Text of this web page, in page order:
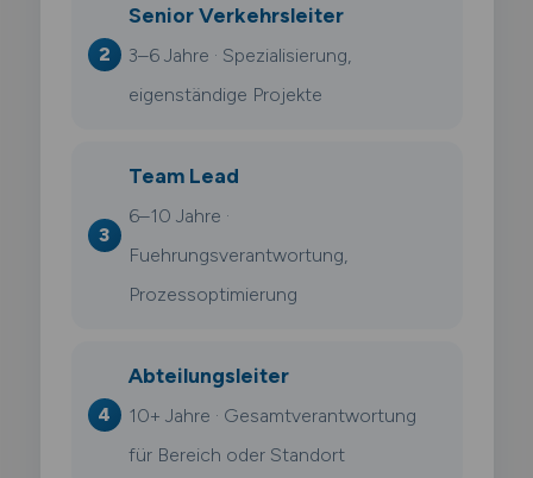
Senior Verkehrsleiter
3–6 Jahre · Spezialisierung,
eigenständige Projekte
Team Lead
6–10 Jahre ·
Fuehrungsverantwortung,
Prozessoptimierung
Abteilungsleiter
10+ Jahre · Gesamtverantwortung
für Bereich oder Standort